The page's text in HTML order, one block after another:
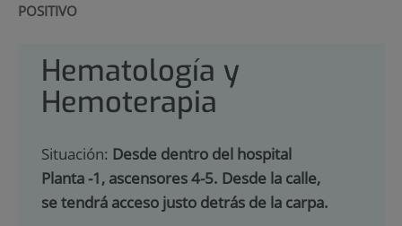
POSITIVO
Hematología y
Hemoterapia
Situación: Desde dentro del hospital
Planta -1, ascensores 4-5. Desde la calle,
se tendrá acceso justo detrás de la carpa.